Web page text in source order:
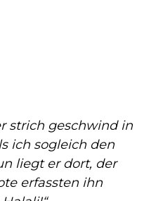
strich geschwind in
ich sogleich den
liegt er dort, der
erfassten ihn